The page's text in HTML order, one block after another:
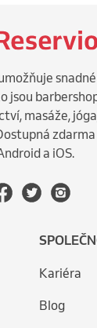
jsou
masáže,
a iOS.
Kariéra
Blog